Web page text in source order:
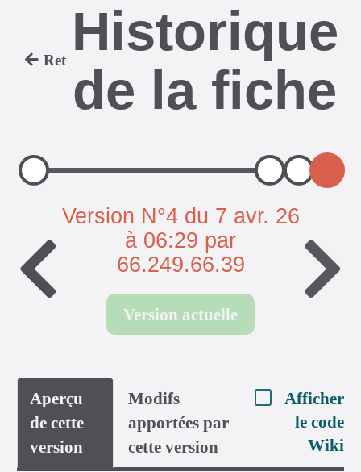
RetourHistorique
de la fiche
Version N°4 du 7 avr. 26
à 06:29 par
66.249.66.39
Version actuelle
Aperçu
de cette
version
Modifs
apportées par
cette version
Afficher
le code
Wiki